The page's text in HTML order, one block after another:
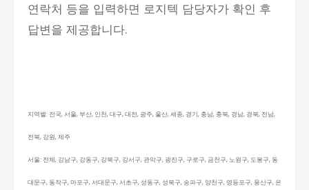
연락처 등을 입력하면 로지텍 담당자가 확인 후
답변을 제공합니다.
지역별: 전국, 서울, 부산, 인천, 대구, 대전, 광주, 울산, 세종, 경기, 충남, 충북, 경남, 경북, 전남,
전북, 강원, 제주
서울: 전체, 강남구, 강동구, 강북구, 강서구, 관악구, 광진구, 구로구, 금천구, 노원구, 도봉구, 동
대문구, 동작구, 마포구, 서대문구, 서초구, 성동구, 성북구, 송파구, 양천구, 영등포구, 용산구, 은